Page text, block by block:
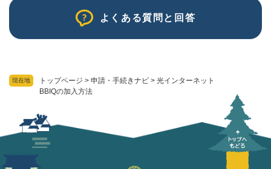
現在地 トップページ > 申請・手続きナビ > 光インターネット
BBIQの加入方法
よくある質問と回答